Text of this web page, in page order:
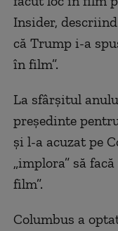
Insider,
că Trump i-a
în film”.
La sfârșitul
președinte
și l-a acuzat pe
„implora” să
film”.
Columbus a